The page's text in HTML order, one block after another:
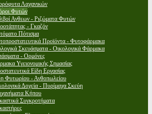
Λαχανικών
Φυτών
Ανθεων - Ριζώματα Φυτών
- Γκαζόν
Πότισμα
Προϊόντα - Φυτοφάρμακα
Σκευάσματα - Οικολογικά Φάρμακα
- Ορμόνες
Υγειονομικής Σημασίας
Είδη Εργασίας
Φυτωρίου - Ανθοπωλείου
Δοχεία - Πυρίμαχα Σκεύη
Κήπου
Συγκροτήματα